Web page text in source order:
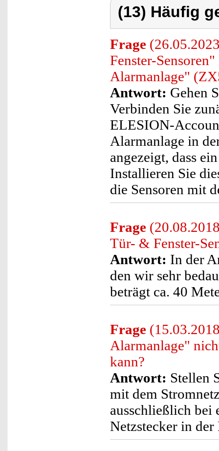
(13) Häufig
Frage
Fenster-
Alarmanlage"
Antwort: Gehen
Verbinden Sie
ELESION-
Alarmanlage in
angezeigt, dass
Installieren Sie
die Sensoren mit
Frage
Tür- & Fenster-
Antwort: In der
den wir sehr
beträgt ca. 40
Frage
Alarmanlage"
kann?
Antwort: Stellen
mit dem
ausschließlich bei
Netzstecker in der